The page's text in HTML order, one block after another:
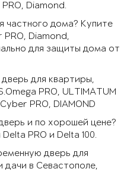
Diamond.
частного дома? Купите
PRO, Diamond,
для защиты дома от
для квартиры,
PRO, ULTIMATUM
PRO, DIAMOND
и по хорошей цене?
PRO и Delta 100.
дверь для
дачи в Севастополе,